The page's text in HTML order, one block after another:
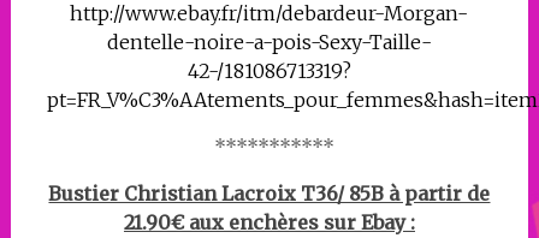
http://www.ebay.fr/itm/debardeur-Morgan-
dentelle-noire-a-pois-Sexy-Taille-
42-/181086713319?
***********
Bustier Christian Lacroix T36/ 85B à partir de
21.90€ aux enchères sur Ebay :